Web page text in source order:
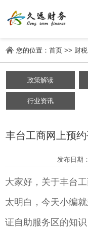
您的位置：首页 >> 财
政策解读
行业资讯
丰台工商网上预
发布日期
大家好，关于丰台
太明白，今天小编
证自助服务区的知